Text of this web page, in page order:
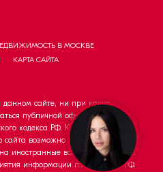
В МОСКВЕ
КАРТА САЙТА
сайте, ни при каких
публичной офертой в
кодекса РФ. Копирование и
возможно только с согласия
иностранные валюты приведены
информации п.2 ст. 437 ГК РФ.